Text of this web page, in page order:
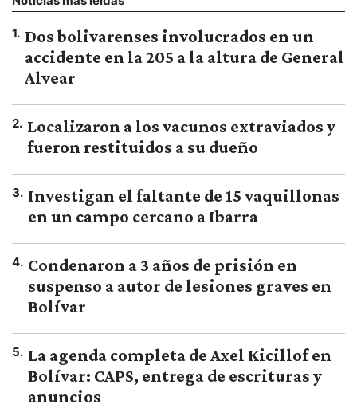
1. Dos bolivarenses involucrados en un
accidente en la 205 a la altura de General
Alvear
2. Localizaron a los vacunos extraviados y
fueron restituidos a su dueño
3. Investigan el faltante de 15 vaquillonas
en un campo cercano a Ibarra
4. Condenaron a 3 años de prisión en
suspenso a autor de lesiones graves en
Bolívar
5. La agenda completa de Axel Kicillof en
Bolívar: CAPS, entrega de escrituras y
anuncios